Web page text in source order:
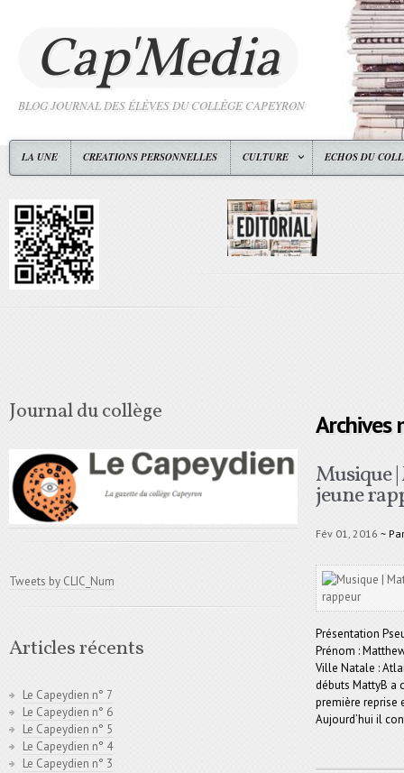
Cap'Media
BLOG JOURNAL DES ÉLÈVES DU COLLÈGE CAPEYRON
LA UNE CREATIONS PERSONNELLES CULTURE ECHOS DU
Archives
Musique
jeune
Fév 01, 2016 ~
Présentation
Prénom :
Ville Natale :
débuts MattyB a
première reprise
Aujourd’hui il
Journal du collège
Tweets by CLIC_Num
Articles récents
Le Capeydien n° 7
Le Capeydien n° 6
Le Capeydien n° 5
Le Capeydien n° 4
Le Capeydien n° 3